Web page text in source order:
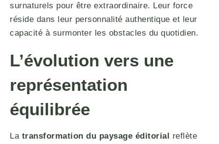
surnaturels pour être extraordinaire. Leur force
réside dans leur personnalité authentique et leur
capacité à surmonter les obstacles du quotidien.
L’évolution vers une
représentation
équilibrée
La transformation du paysage éditorial reflète